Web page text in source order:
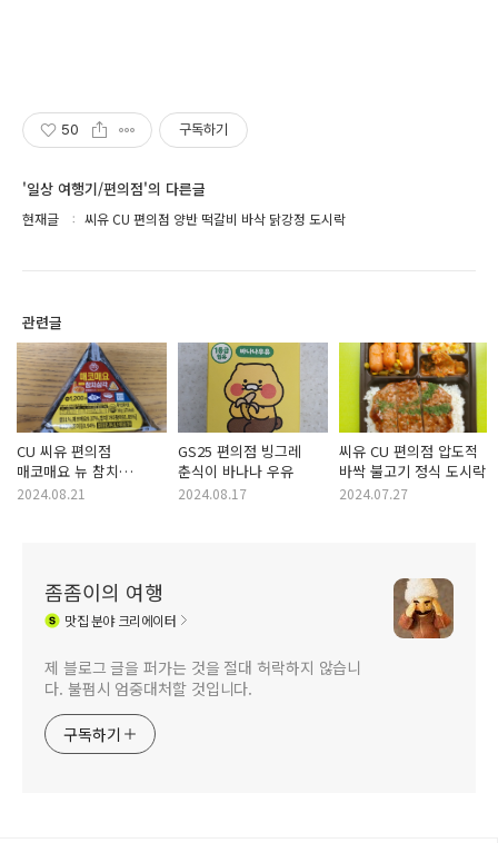
50 구독하기
'일상 여행기/편의점'의 다른글
현재글 씨유 CU 편의점 양반 떡갈비 바삭 닭강정 도시락
관련글
CU 씨유 편의점
매코매요 뉴 참치
삼각김밥
2024.08.21
GS25 편의점 빙그레
춘식이 바나나 우유
2024.08.17
씨유 CU 편의점 압도적
바싹 불고기 정식 도시락
2024.07.27
좀좀이의 여행
맛집분야 크리에이터
제 블로그 글을 퍼가는 것을 절대 허락하지 않습니
다. 불펌시 엄중대처할 것입니다.
구독하기